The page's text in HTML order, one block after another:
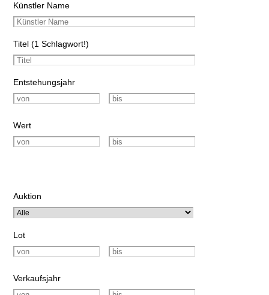
Künstler Name
Titel (1 Schlagwort!)
Entstehungsjahr
Wert
Auktion
Lot
Verkaufsjahr